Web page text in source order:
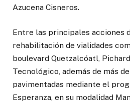
Azucena Cisneros.
Entre las principales acciones
rehabilitación de vialidades
boulevard Quetzalcóatl,
Tecnológico, además de más
pavimentadas mediante el
Esperanza, en su modalidad